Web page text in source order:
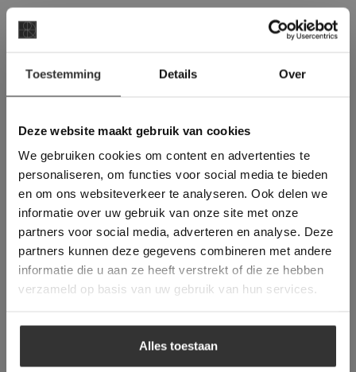
Toestemming Details Over
Deze website maakt gebruik van cookies
We gebruiken cookies om content en advertenties te
personaliseren, om functies voor social media te bieden
en om ons websiteverkeer te analyseren. Ook delen we
informatie over uw gebruik van onze site met onze
partners voor social media, adverteren en analyse. Deze
partners kunnen deze gegevens combineren met andere
informatie die u aan ze heeft verstrekt of die ze hebben
verzameld op basis van uw gebruik van hun services.
Alles toestaan
#1 in de categorie vloeren op Trustpilot
Binnen 24 uur een passende offerte
Meer dan 500 m2 showroom
Deze website maakt
gebruik van cookies.
This Cookie Banner was deleted and is no
longer working. Please contact the website
administrator.
Deze website gebruikt cookies om de
gebruikerservaring te verbeteren. Door
gebruik te maken van onze website geeft u
toestemming voor alle cookies in
overeenstemming met ons cookiebeleid.Lees
verder
ALLES ACCEPTEREN
ALLES AFWIJZEN
DETAILS WEERGEVEN